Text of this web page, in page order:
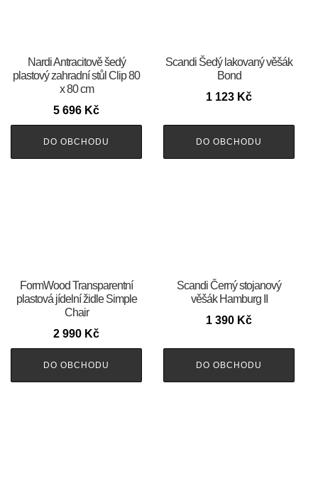
Nardi Antracitově šedý
plastový zahradní stůl Clip 80
x 80 cm
5 696 Kč
DO OBCHODU
Scandi Šedý lakovaný věšák
Bond
1 123 Kč
DO OBCHODU
FormWood Transparentní
plastová jídelní židle Simple
Chair
2 990 Kč
DO OBCHODU
Scandi Černý stojanový
věšák Hamburg II
1 390 Kč
DO OBCHODU